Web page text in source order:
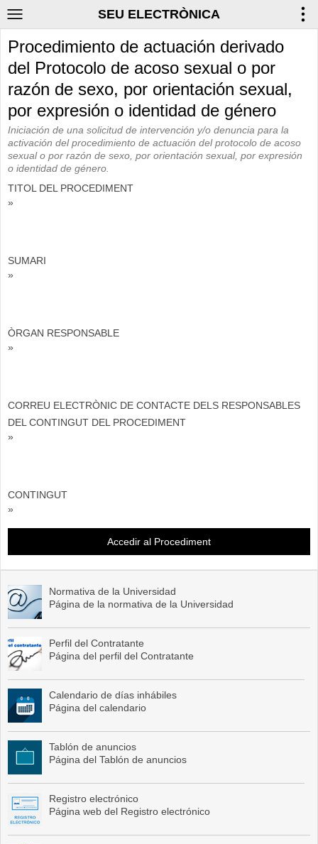
SEU ELECTRÒNICA
Procedimiento de actuación derivado
del Protocolo de acoso sexual o por
razón de sexo, por orientación sexual,
por expresión o identidad de género
Iniciación de una solicitud de intervención y/o denuncia para la
activación del procedimiento de actuación del protocolo de acoso
sexual o por razón de sexo, por orientación sexual, por expresión
o identidad de género.
TITOL DEL PROCEDIMENT
»
SUMARI
»
ÒRGAN RESPONSABLE
»
CORREU ELECTRÒNIC DE CONTACTE DELS RESPONSABLES
DEL CONTINGUT DEL PROCEDIMENT
»
CONTINGUT
»
Accedir al Procediment
Normativa de la Universidad
Página de la normativa de la Universidad
Perfil del Contratante
Página del perfil del Contratante
Calendario de días inhábiles
Página del calendario
Tablón de anuncios
Página del Tablón de anuncios
Registro electrónico
Página web del Registro electrónico